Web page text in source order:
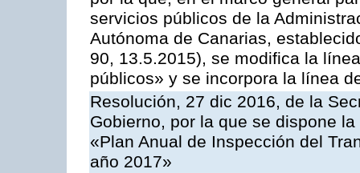
servicios públicos de la
Autónoma de Canarias,
90, 13.5.2015), se modifica la
públicos» y se incorpora la línea
Resolución, 27 dic 2016, de la
Gobierno, por la que se dispone
«Plan Anual de Inspección del
año 2017»